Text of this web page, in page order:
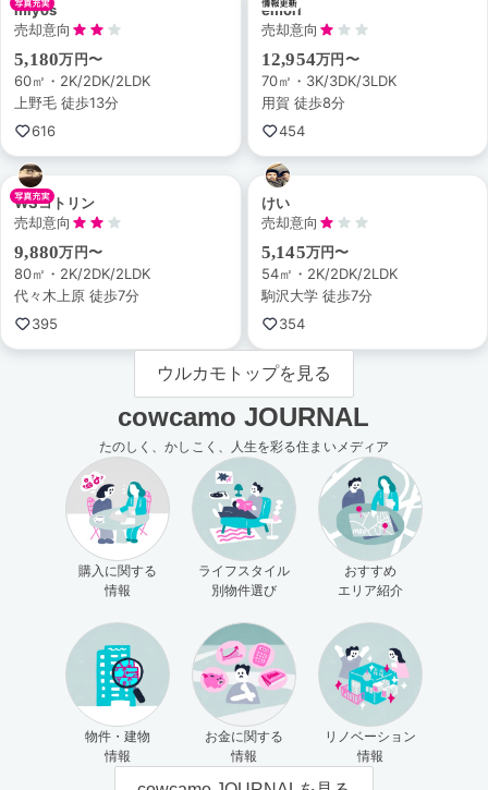
miyos
売却意向
5,180万円〜
60㎡・2K/2DK/2LDK
上野毛 徒歩13分
616
emori
売却意向
12,954万円〜
70㎡・3K/3DK/3LDK
用賀 徒歩8分
454
WSコトリン
売却意向
9,880万円〜
80㎡・2K/2DK/2LDK
代々木上原 徒歩7分
395
けい
売却意向
5,145万円〜
54㎡・2K/2DK/2LDK
駒沢大学 徒歩7分
354
ウルカモトップを見る
cowcamo JOURNAL
たのしく、かしこく、人生を彩る住まいメディア
購入に関する
情報
ライフスタイル
別物件選び
おすすめ
エリア紹介
物件・建物
情報
お金に関する
情報
リノベーション
情報